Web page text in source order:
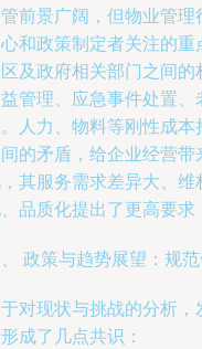
前景广阔，但物业管
和政策制定者关注的
及政府相关部门之间
管理、应急事件处置
人力、物料等刚性成
的矛盾，给企业经营
其服务需求差异大、
品质化提出了更高要
政策与趋势展望：规
对现状与挑战的分析
成了几点共识：